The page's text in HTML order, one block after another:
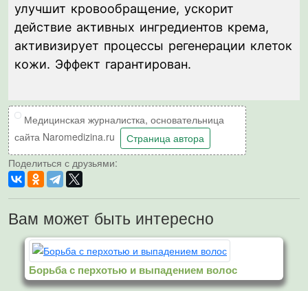
улучшит кровообращение, ускорит
действие активных ингредиентов крема,
активизирует процессы регенерации клеток
кожи. Эффект гарантирован.
Медицинская журналистка, основательница
сайта Naromedizina.ru
Страница автора
Поделиться с друзьями:
Вам может быть интересно
Борьба с перхотью и выпадением волос